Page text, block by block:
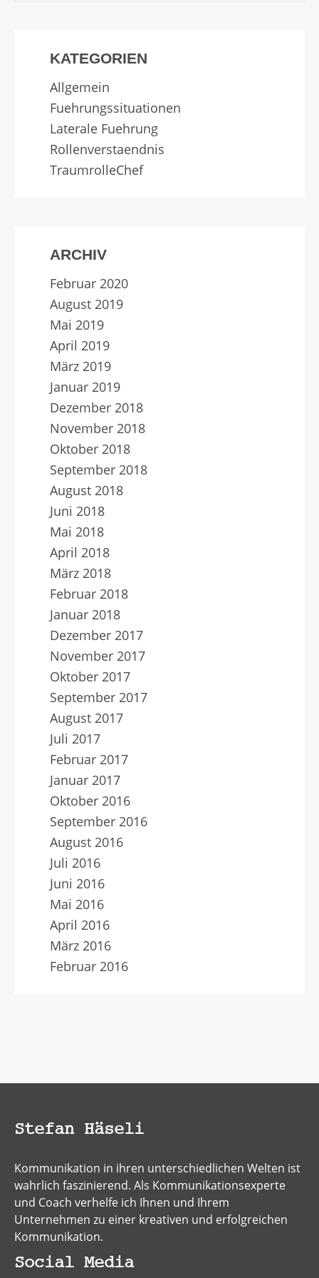
KATEGORIEN
Allgemein
Fuehrungssituationen
Laterale Fuehrung
Rollenverstaendnis
TraumrolleChef
ARCHIV
Februar 2020
August 2019
Mai 2019
April 2019
März 2019
Januar 2019
Dezember 2018
November 2018
Oktober 2018
September 2018
August 2018
Juni 2018
Mai 2018
April 2018
März 2018
Februar 2018
Januar 2018
Dezember 2017
November 2017
Oktober 2017
September 2017
August 2017
Juli 2017
Februar 2017
Januar 2017
Oktober 2016
September 2016
August 2016
Juli 2016
Juni 2016
Mai 2016
April 2016
März 2016
Februar 2016
Stefan Häseli
Kommunikation in ihren unterschiedlichen Welten ist
wahrlich faszinierend. Als Kommunikationsexperte
und Coach verhelfe ich Ihnen und Ihrem
Unternehmen zu einer kreativen und erfolgreichen
Kommunikation.
Social Media